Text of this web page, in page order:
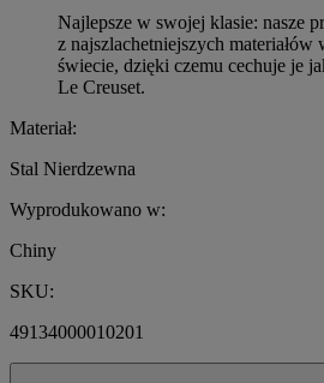
Najlepsze w swojej klasie: nasze
z najszlachetniejszych materiałów
świecie, dzięki czemu cechuje je
Le Creuset.
Materiał:
Stal Nierdzewna
Wyprodukowano w:
Chiny
SKU:
49134000010201